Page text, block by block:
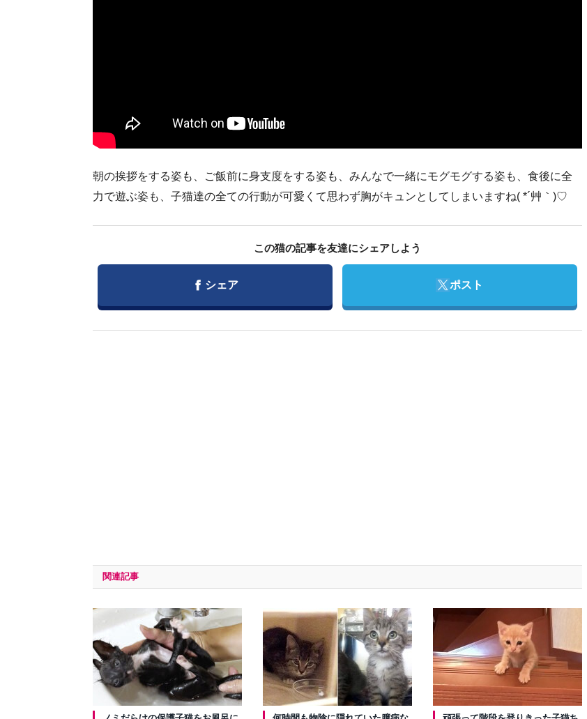
朝の挨拶をする姿も、ご飯前に身支度をする姿も、みんなで一緒にモグモグする姿も、食後に全
力で遊ぶ姿も、子猫達の全ての行動が可愛くて思わず胸がキュンとしてしまいますね( *´艸｀)♡
この猫の記事を友達にシェアしよう
Facebook
シェア Twitter
ポスト
関連記事